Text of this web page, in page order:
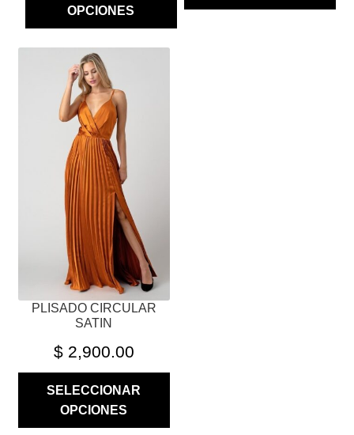
OPCIONES
PLISADO CIRCULAR
SATIN
$2,900.00
SELECCIONAR
OPCIONES
PRODUCTO
MÚLTIPLES
VARIANTES.
OPCIONES
PUEDEN
DE